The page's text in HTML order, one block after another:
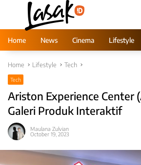
Home
News Cinema Lifestyle
Home Lifestyle Tech
Tech
Ariston Experience Center
Galeri Produk Interaktif
Maulana Zulvian
October 19, 2023